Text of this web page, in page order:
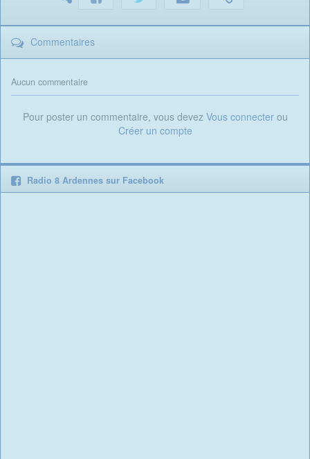
Commentaires
Aucun commentaire
Pour poster un commentaire, vous devez Vous connecterou
Créer un compte
Radio 8 Ardennes sur Facebook